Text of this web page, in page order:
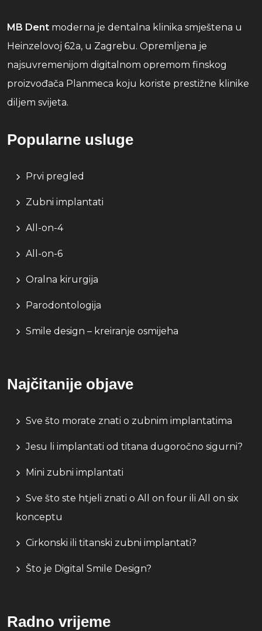
MB Dent moderna je dentalna klinika smještena u
Heinzelovoj 62a, u Zagrebu. Opremljena je
najsuvremenijom digitalnom opremom finskog
proizvođača Planmeca koju koriste prestižne klinike
diljem svijeta.
Popularne usluge
Prvi pregled
Zubni implantati
All-on-4
All-on-6
Oralna kirurgija
Parodontologija
Smile design – kreiranje osmijeha
Najčitanije objave
Sve što morate znati o zubnim implantatima
Jesu li implantati od titana dugoročno sigurni?
Mini zubni implantati
Sve što ste htjeli znati o All on four ili All on six
konceptu
Cirkonski ili titanski zubni implantati?
Što je Digital Smile Design?
Radno vrijeme